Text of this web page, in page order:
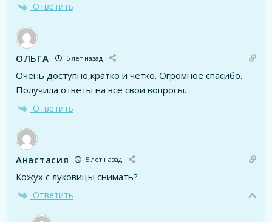
Ответить
ОЛЬГА 5 лет назад
Очень доступно,кратко и четко. Огромное спасибо.
Получила ответы на все свои вопросы.
Ответить
Анастасия 5 лет назад
Кожух с луковицы снимать?
Ответить